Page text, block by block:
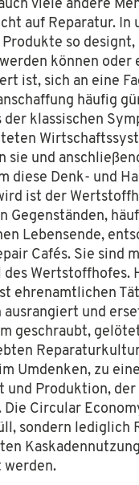
viele andere
auf Reparatur.
so
können oder
ist, sich an eine
häufig
der klassischen
sie und
diese Denk- und
ist der
Gegenständen,
Lebensende,
Cafés. Sie sind
des Wertstoffhofes.
ehrenamtlichen
ausrangiert und
geschraubt,
Umdenken, zu
und Produktion,
Die Circular
sondern lediglich
werden.